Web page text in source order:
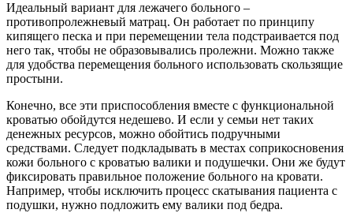
Идеальный вариант для лежачего больного –
противопролежневый матрац. Он работает по принципу
кипящего песка и при перемещении тела подстраивается под
него так, чтобы не образовывались пролежни. Можно также
для удобства перемещения больного использовать скользящие
простыни.
Конечно, все эти приспособления вместе с функциональной
кроватью обойдутся недешево. И если у семьи нет таких
денежных ресурсов, можно обойтись подручными
средствами. Следует подкладывать в местах соприкосновения
кожи больного с кроватью валики и подушечки. Они же будут
фиксировать правильное положение больного на кровати.
Например, чтобы исключить процесс скатывания пациента с
подушки, нужно подложить ему валики под бедра.